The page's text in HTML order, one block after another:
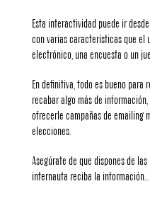
Esta interactividad puede ir
con varias características que el
electrónico, una encuesta o un
En definitiva, todo es bueno
recabar algo más de
ofrecerle campañas de emailing
elecciones.
Asegúrate de que dispones de
internauta reciba la información…